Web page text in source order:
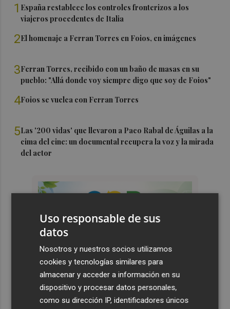
1 España restablece los controles fronterizos a los
viajeros procedentes de Italia
2El homenaje a Ferran Torres en Foios, en imágenes
3Ferran Torres, recibido con un baño de masas en su
pueblo: "Allá donde voy siempre digo que soy de Foios"
4Foios se vuelca con Ferran Torres
5Las '200 vidas' que llevaron a Paco Rabal de Águilas a la
cima del cine: un documental recupera la voz y la mirada
del actor
Uso responsable de sus
datos
Nosotros y nuestros socios utilizamos
cookies y tecnologías similares para
almacenar y acceder a información en su
dispositivo y procesar datos personales,
como su dirección IP, identificadores únicos